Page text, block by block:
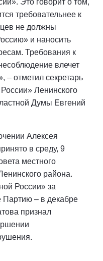
требовательнее к
не должны
и наносить
Требования к
влечет
– отметил секретарь
Ленинского
Думы Евгений
Алексея
в среду, 9
местного
района.
России» за
Партию – в декабре
признал